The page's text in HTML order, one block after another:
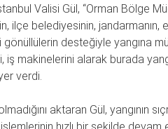
Valisi Gül, “Orman Bölge
ilçe belediyesinin, jandarmanın,
gönüllülerin desteğiyle yangına
iş makinelerini alarak burada
verdi.
aktaran Gül, yangının